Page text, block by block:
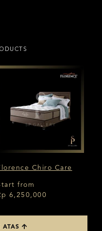
Chiro Care
from
6,250,000
ATAS